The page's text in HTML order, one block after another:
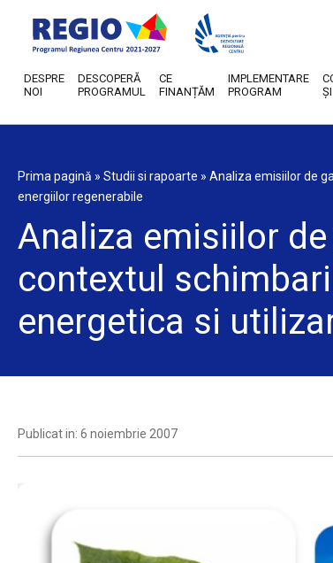
DESPRE
NOI
DESCOPERĂ
PROGRAMUL
CE
FINANȚĂM
IMPLEMENTARE
PROGRAM
Prima pagină » Studii si rapoarte » Analiza emisiilor de
energiilor regenerabile
Analiza emisiilor
contextul
energetica si
Publicat in: 6 noiembrie 2007